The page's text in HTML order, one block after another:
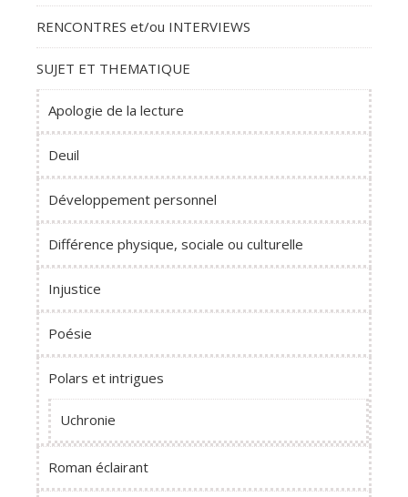
RENCONTRES et/ou INTERVIEWS
SUJET ET THEMATIQUE
Apologie de la lecture
Deuil
Développement personnel
Différence physique, sociale ou culturelle
Injustice
Poésie
Polars et intrigues
Uchronie
Roman éclairant